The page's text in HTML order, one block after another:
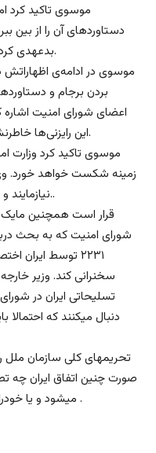
موسوی تاکید کرد
دستاوردهای آن را از بین
بدعهدی کرده‌اند و قطعنامه‌ی ۲۲۳۱ را نقض کرده‌اند.
موسوی در ادامه‌ی اظهاراتش
بردن برجام و
اعضای شورای امنیت
این رایزنی‌ها خاطرنشان کرده‌اند که مخالف این رویه هستند.
موسوی تاکید کرد وزارت
زمینه شکست خواهد خورد. وی
نیازمایند و راهی که به بن بست رفته را دنبال نکنند..
قرار است همچنین مایک
شورای امنیت که به بحث
۲۲۳۱ توسط
سخنرانی کند. وزیر
تسلیحاتی ایران در
دنبال میکنند که احتمالا
تحریمهای کلی سازمان ملل
صورت چنین اتفاق ایران چه
میشود و یا خودرا برای ساختن بمب آماده خواهد ساخت .